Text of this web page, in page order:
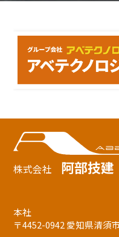
株式会社 阿部技建
本社
〒4452-0942 愛知県清須